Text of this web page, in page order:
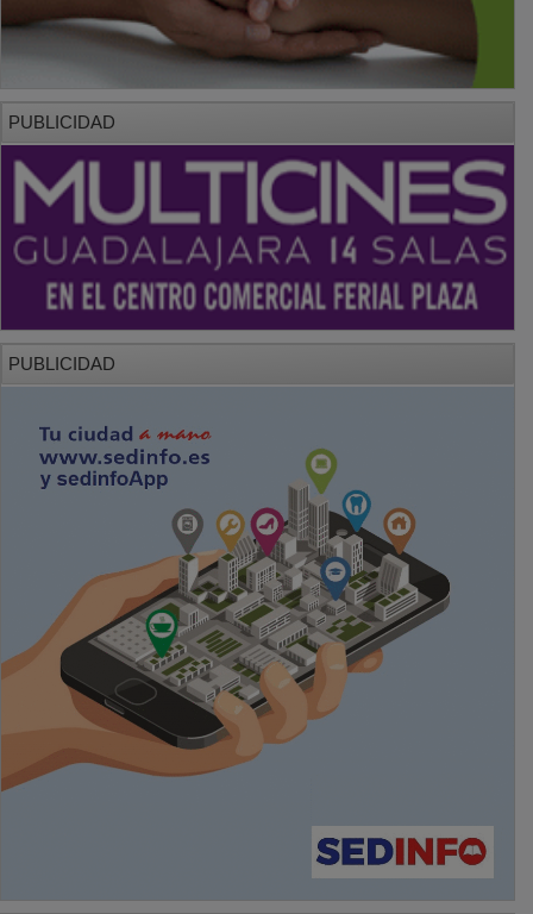
PUBLICIDAD
PUBLICIDAD
PUBLICIDAD